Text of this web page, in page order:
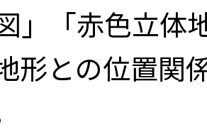
」「赤色立体
形との位置関